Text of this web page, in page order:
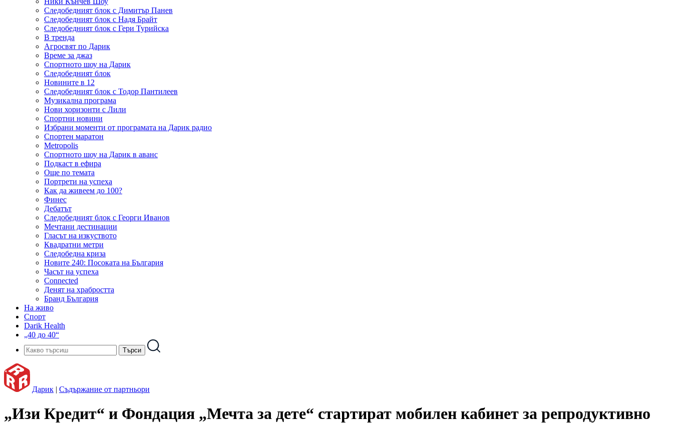
Следобедният блок с Димитър Панев
Следобедният блок с Надя Брайт
Следобедният блок с Гери Турийска
В тренда
Агросвят по Дарик
Време за джаз
Спортното шоу на Дарик
Следобедният блок
Новините в 12
Следобедният блок с Тодор Пантилеев
Музикална програма
Нови хоризонти с Лили
Спортни новини
Избрани моменти от програмата на Дарик радио
Спортен маратон
Metropolis
Спортното шоу на Дарик в аванс
Подкаст в ефира
Още по темата
Портрети на успеха
Как да живеем до 100?
Финес
Дебатът
Следобедният блок с Георги Иванов
Мечтани дестинации
Гласът на изкуството
Квадратни метри
Следобедна криза
Новите 240: Посоката на България
Часът на успеха
Connected
Денят на храбростта
Бранд България
На живо
Спорт
Darik Health
„40 до 40“
Дарик | Съдържание от партньори
„Изи Кредит“ и Фондация „Мечта за дете“ стартират мобилен кабинет за репродуктивно